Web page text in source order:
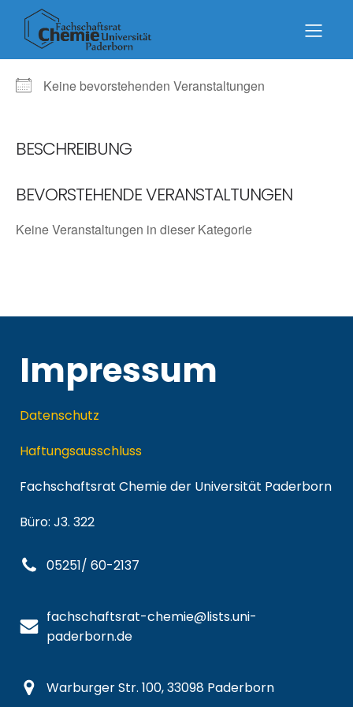
NÄCHSTE VERANSTALTUNG
Keine bevorstehenden Veranstaltungen
BESCHREIBUNG
BEVORSTEHENDE VERANSTALTUNGEN
Keine Veranstaltungen in dieser Kategorie
Impressum
Datenschutz
Haftungsausschluss
Fachschaftsrat Chemie der Universität Paderborn
Büro: J3. 322
05251/ 60-2137
fachschaftsrat-chemie@lists.uni-
paderborn.de
Warburger Str. 100, 33098 Paderborn